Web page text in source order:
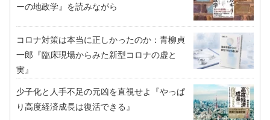
ーの地政学』を読みながら
コロナ対策は本当に正しかったのか：青柳貞
一郎『臨床現場からみた新型コロナの虚と
実』
少子化と人手不足の元凶を直視せよ『やっぱ
り高度経済成長は復活できる』